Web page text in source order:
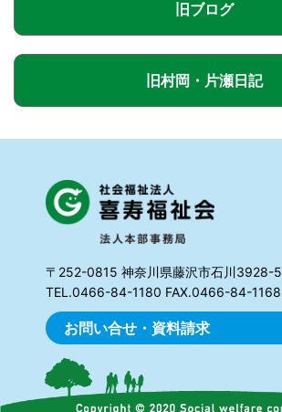
旧ブログ
旧村岡・片瀬日記
〒252-0815 神奈川県藤沢市石川3928-5
TEL.0466-84-1180 FAX.0466-84-1168
お問い合せ・資料請求